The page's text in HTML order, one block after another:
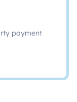
payment